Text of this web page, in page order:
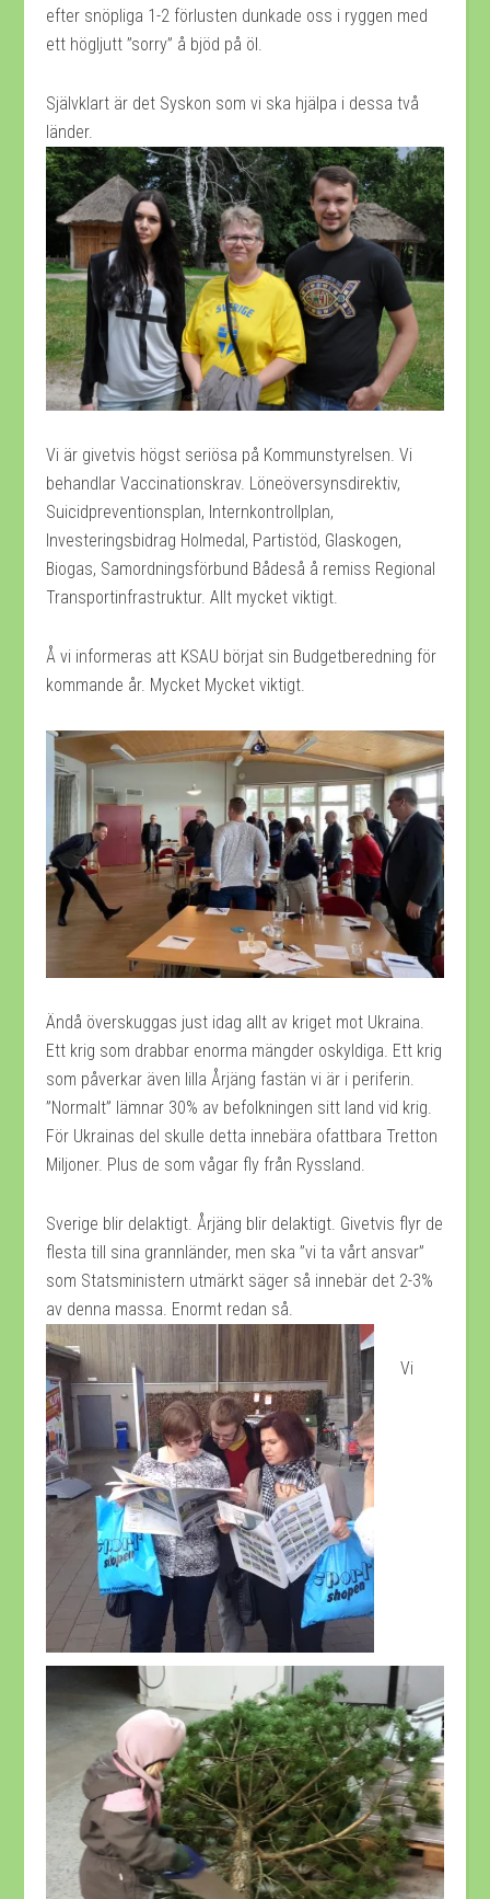
efter snöpliga 1-2 förlusten dunkade oss i ryggen med
ett högljutt ”sorry” å bjöd på öl.
Självklart är det Syskon som vi ska hjälpa i dessa två
länder.
Vi är givetvis högst seriösa på Kommunstyrelsen. Vi
behandlar Vaccinationskrav. Löneöversynsdirektiv,
Suicidpreventionsplan, Internkontrollplan,
Investeringsbidrag Holmedal, Partistöd, Glaskogen,
Biogas, Samordningsförbund Bådeså å remiss Regional
Transportinfrastruktur. Allt mycket viktigt.
Å vi informeras att KSAU börjat sin Budgetberedning för
kommande år. Mycket Mycket viktigt.
Ändå överskuggas just idag allt av kriget mot Ukraina.
Ett krig som drabbar enorma mängder oskyldiga. Ett krig
som påverkar även lilla Årjäng fastän vi är i periferin.
”Normalt” lämnar 30% av befolkningen sitt land vid krig.
För Ukrainas del skulle detta innebära ofattbara Tretton
Miljoner. Plus de som vågar fly från Ryssland.
Sverige blir delaktigt. Årjäng blir delaktigt. Givetvis flyr de
flesta till sina grannländer, men ska ”vi ta vårt ansvar”
som Statsministern utmärkt säger så innebär det 2-3%
av denna massa. Enormt redan så.
Vi